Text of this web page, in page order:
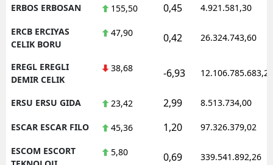
ERBOS ERBOSAN 155,50 0,45 4.921.581,30
ERCB ERCIYAS
CELIK BORU
47,90 0,42 26.324.743,60
EREGL EREGLI
DEMIR CELIK
38,68 -6,93 12.106.785.683,20
ERSU ERSU GIDA 23,42 2,99 8.513.734,00
ESCAR ESCAR FILO 45,36 1,20 97.326.379,02
ESCOM ESCORT
5,80 0,69 339.541.892,26